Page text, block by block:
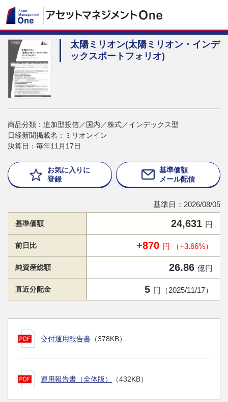
太陽ミリオン(太陽ミリオン・インデ
ックスポートフォリオ)
商品分類：追加型投信／国内／株式／インデックス型
日経新聞掲載名：ミリオンイン
決算日：毎年11月17日
お気に入りに
登録
基準価額
メール配信
基準日：2026/08/05
基準価額 24,631 円
前日比 +870 円 （+3.66%）
純資産総額 26.86 億円
直近分配金 5 円（2025/11/17）
交付運用報告書 （378KB）
運用報告書（全体版） （432KB）